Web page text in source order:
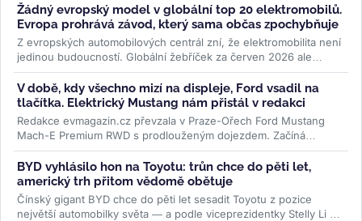
Žádný evropský model v globální top 20 elektromobilů.
Evropa prohrává závod, který sama občas zpochybňuje
Z evropských automobilových centrál zní, že elektromobilita není
jedinou budoucností. Globální žebříček za červen 2026 ale
ukazuje...>>
V době, kdy všechno mizí na displeje, Ford vsadil na
tlačítka. Elektrický Mustang nám přistál v redakci
Redakce evmagazin.cz převzala v Praze-Ořech Ford Mustang
Mach-E Premium RWD s prodlouženým dojezdem. Začíná
půlroční test, ve kterém...>>
BYD vyhlásilo hon na Toyotu: trůn chce do pěti let,
americký trh přitom vědomě obětuje
Čínský gigant BYD chce do pěti let sesadit Toyotu z pozice
největší automobilky světa — a podle viceprezidentky Stelly Li k